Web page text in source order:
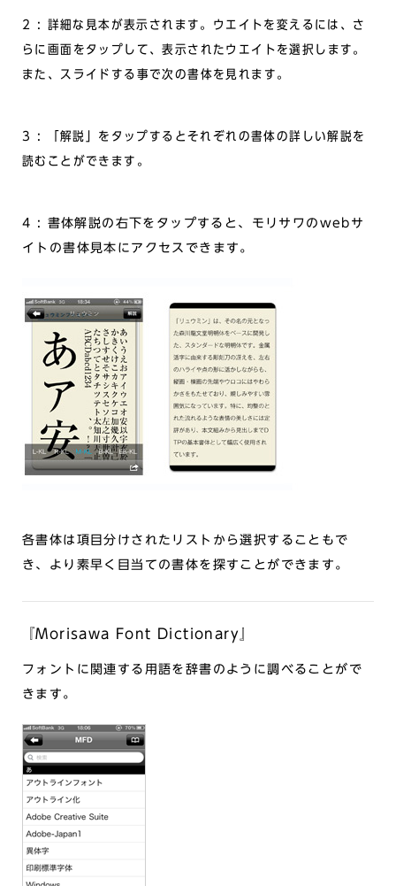
2 : 詳細な見本が表示されます。ウエイトを変えるには、さ
らに画面をタップして、表示されたウエイトを選択します。
また、スライドする事で次の書体を見れます。
3 : 「解説」をタップするとそれぞれの書体の詳しい解説を
読むことができます。
4 : 書体解説の右下をタップすると、モリサワのwebサ
イトの書体見本にアクセスできます。
各書体は項目分けされたリストから選択することもで
き、より素早く目当ての書体を探すことができます。
『Morisawa Font Dictionary』
フォントに関連する用語を辞書のように調べることがで
きます。